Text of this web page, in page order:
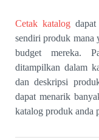
Cetak katalog
sendiri produk mana
budget mereka.
ditampilkan dalam
dan deskripsi
dapat menarik
katalog produk anda